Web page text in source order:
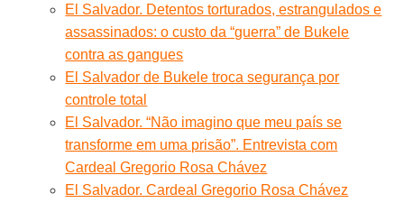
El Salvador. Detentos torturados, estrangulados e
assassinados: o custo da “guerra” de Bukele
contra as gangues
El Salvador de Bukele troca segurança por
controle total
El Salvador. “Não imagino que meu país se
transforme em uma prisão”. Entrevista com
Cardeal Gregorio Rosa Chávez
El Salvador. Cardeal Gregorio Rosa Chávez